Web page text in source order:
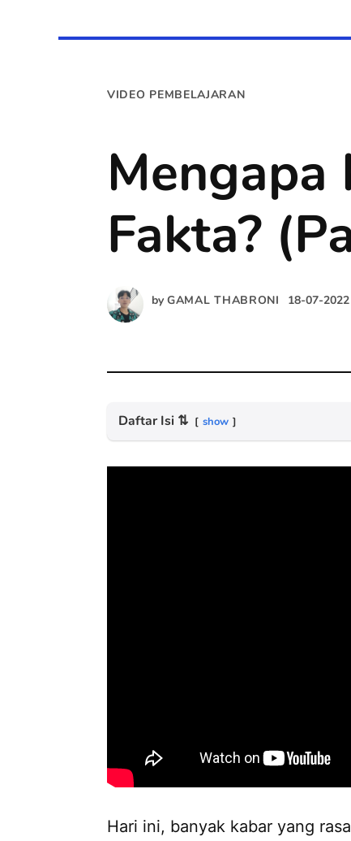
POSTED
VIDEO PEMBELAJARAN
Mengapa
Fakta?
by GAMAL THABRONI 18-07-2022
Daftar Isi ⇅ show
Hari ini, banyak kabar yang